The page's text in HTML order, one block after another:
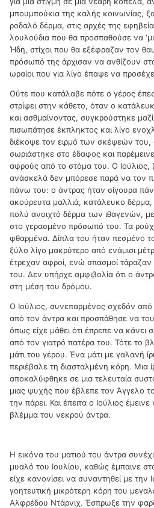
μπουμπούκια της καλής κοινωνίας,
ροδαλό δέρμα, στις αρχές της
λουλούδια που θα προσπαθούσε να
Ήδη, στίχοι που θα εξέφραζαν τον
πρόσωπό της άρχισαν να ανθίζουν
ωραίοι που για λίγο έπαψε να
Ούτε που κατάλαβε πότε ο γέρος
στρίψει στην κάθετο, όταν ο
και ασθμαίνοντας, συγκρούστηκε
πισωπάτησε έκπληκτος και λίγο
διέκοψε τον ειρμό των σκέψεών
σωριάστηκε στο έδαφος και
αφρούς από το στόμα του. Ο Ιούλιος,
ανάσκελά δεν μπόρεσε παρά να τον
πάνω του: ο άντρας ήταν σίγουρα
ακούρευτα μαλλιά, κατάλευκο
πολύ ανοιχτό δέρμα των ιθαγενών,
στο γερασμένο πρόσωπό του. Τα
φθαρμένα. Δίπλα του ήταν πεσμένο
ξύλο λίγο μακρύτερο από ενάμισι
έτρεχαν αφροί, ενώ σπασμοί
του. Δεν υπήρχε αμφιβολία ότι ο
στη μέση του δρόμου.
Ο Ιούλιος, συνεπαρμένος σχεδόν
από τον άντρα και προσπάθησε να
όπως είχε μάθει ότι έπρεπε να κάνει
από τον γιατρό πατέρα του. Τότε το
μάτι του γέρου. Ένα μάτι με γαλανή
περιέβαλε τη διασταλμένη κόρη. Μια
αποκαλύφθηκε σε μια τελευταία
μιας ψυχής που έβλεπε τον Άγγελο
την πάρει. Και έπειτα ο Ιούλιος
βλέμμα του νεκρού άντρα.
Η εικόνα του ματιού του άντρα
μυαλό του Ιουλίου, καθώς έμπαινε
είχε κανονίσει να συναντηθεί με την
γοητευτική μικρότερη κόρη του
Αλφρέδου Ντάρνιχ. Έσπρωξε την